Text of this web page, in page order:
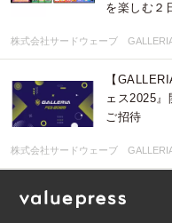
を楽しむ２
株式会社サードウェーブ
【
ェス2025
ご招待
株式会社サードウェーブ